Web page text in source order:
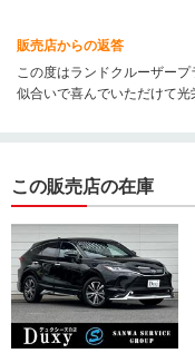
販売店からの返答
この度はランドクルーザー
似合いで喜んでいただけて光
この販売店の在庫